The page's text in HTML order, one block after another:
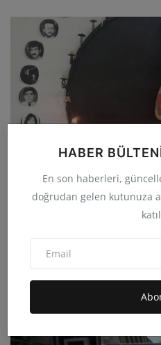
HABER
En son haberleri,
doğrudan gelen kutunuza
KOÇGİRİ KATLİAMI, YARIM